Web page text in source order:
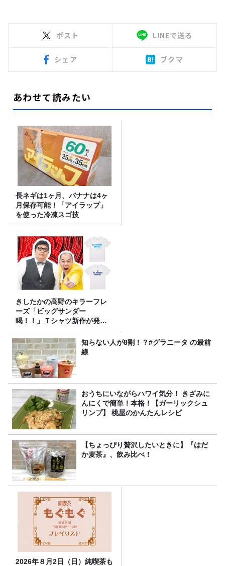
ポスト LINEで送る
シェア ブクマ
あわせて読みたい
長ネギは1ヶ月、バナナは4ヶ
月保存可能！「アイラップ」
を使った冷凍スゴ技
きしたかの高野のキラーフレ
ーズ「ビッグサンダー
喝！！」Ｔシャツ新作が発売
決定！
知らない人が8割！？#グラニータ の最前
線
おうちにいながらハワイ気分！ きざみに
んにくで簡単！本格！【ガーリックシュ
リンプ】 桃屋のかんたんレシピ
【ちょっぴり贅沢したいときに】『はだ
か麦茶』、飲み比べ！
2026年８月2日（日）純喫茶も